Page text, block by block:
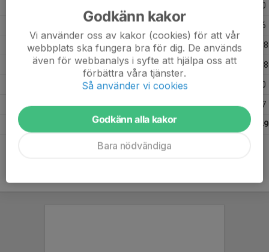
0
6
Säsongen 24/25 34 13 18
Säsongen 23/24 19 18
0
Säsongen 21/22 6 1 7
Totalt 49
Godkänn kakor
Vi använder oss av kakor (cookies) för att vår
webbplats ska fungera bra för dig. De används
även för webbanalys i syfte att hjälpa oss att
förbättra våra tjänster.
Så använder vi cookies
Godkänn alla kakor
Bara nödvändiga